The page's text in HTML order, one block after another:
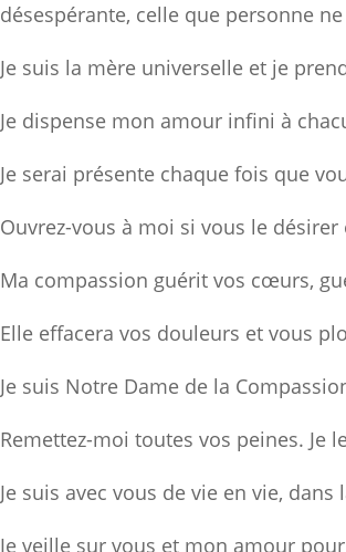
désespérante, celle que personne
Je suis la mère universelle et je
Je dispense mon amour infini à
Je serai présente chaque fois que
Ouvrez-vous à moi si vous le
Ma compassion guérit vos cœurs,
Elle effacera vos douleurs et vous
Je suis Notre Dame de la
Remettez-moi toutes vos peines. Je
Je suis avec vous de vie en vie,
Je veille sur vous et mon amour